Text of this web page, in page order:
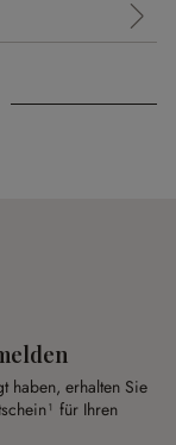
haben, erhalten Sie
für Ihren